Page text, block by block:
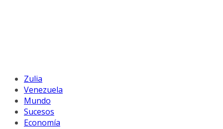
Zulia
Venezuela
Mundo
Sucesos
Economía